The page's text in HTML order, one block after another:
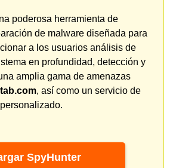
poderosa herramienta de
de malware diseñada para
a los usuarios análisis de
en profundidad, detección y
amplia gama de amenazas
, así como un servicio de
SpyHunter